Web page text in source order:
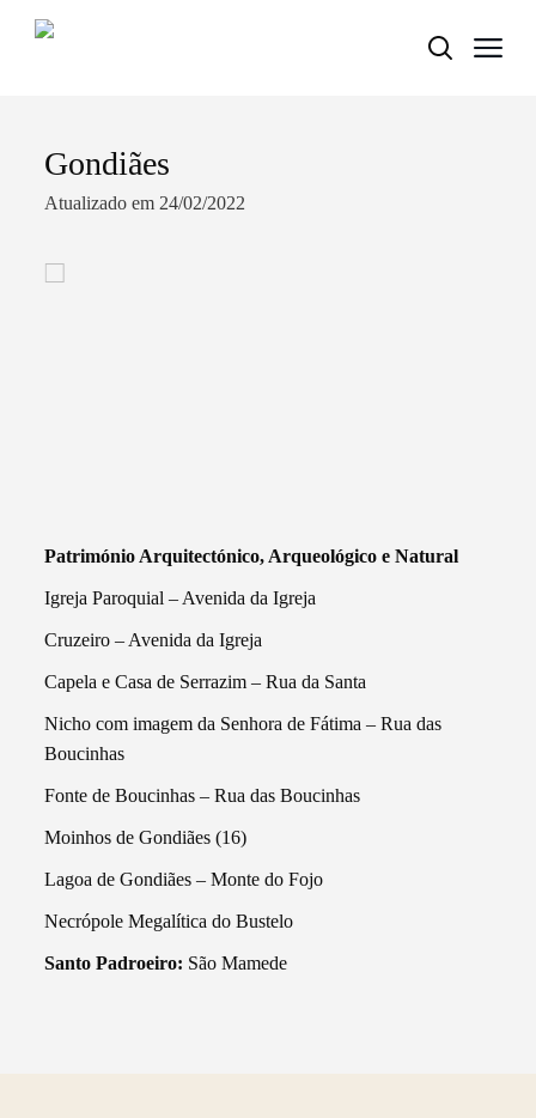
Termo de Pesquisa
Gondiães
Atualizado em 24/02/2022
Património Arquitectónico, Arqueológico e Natural
Igreja Paroquial – Avenida da Igreja
Cruzeiro – Avenida da Igreja
Capela e Casa de Serrazim – Rua da Santa
Nicho com imagem da Senhora de Fátima – Rua das
Boucinhas
Fonte de Boucinhas – Rua das Boucinhas
Moinhos de Gondiães (16)
Lagoa de Gondiães – Monte do Fojo
Necrópole Megalítica do Bustelo
Santo Padroeiro: São Mamede